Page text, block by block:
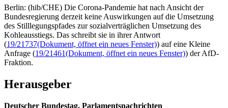
Berlin: (hib/CHE) Die Corona-Pandemie hat nach Ansicht der
Bundesregierung derzeit keine Auswirkungen auf die Umsetzung
des Stilllegungspfades zur sozialverträglichen Umsetzung des
Kohleausstiegs. Das schreibt sie in ihrer Antwort
(19/21737(Dokument, öffnet ein neues Fenster)) auf eine Kleine
Anfrage (19/21461(Dokument, öffnet ein neues Fenster)) der AfD-
Fraktion.
Herausgeber
Deutscher Bundestag, Parlamentsnachrichten